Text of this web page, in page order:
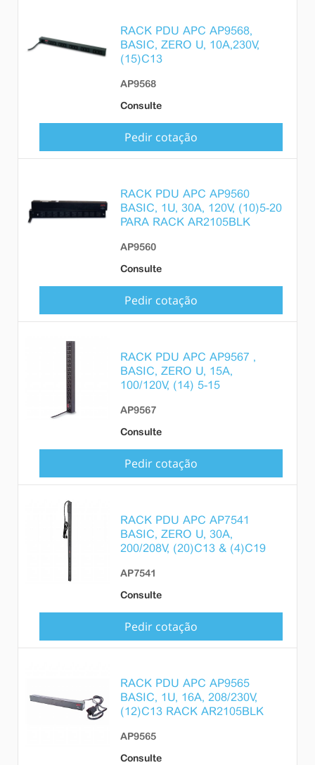
RACK PDU APC AP9568,
BASIC, ZERO U, 10A,230V,
(15)C13
AP9568
Consulte
Pedir cotação
RACK PDU APC AP9560
BASIC, 1U, 30A, 120V, (10)5-20
PARA RACK AR2105BLK
AP9560
Consulte
Pedir cotação
RACK PDU APC AP9567 ,
BASIC, ZERO U, 15A,
100/120V, (14) 5-15
AP9567
Consulte
Pedir cotação
RACK PDU APC AP7541
BASIC, ZERO U, 30A,
200/208V, (20)C13 & (4)C19
AP7541
Consulte
Pedir cotação
RACK PDU APC AP9565
BASIC, 1U, 16A, 208/230V,
(12)C13 RACK AR2105BLK
AP9565
Consulte